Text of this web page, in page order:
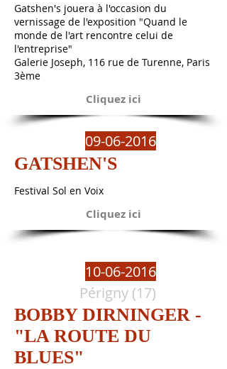
Gatshen's jouera à l'occasion du
vernissage de l'exposition "Quand le
monde de l'art rencontre celui de
l'entreprise"
Galerie Joseph, 116 rue de Turenne, Paris
3ème
Cliquez ici
09-06-2016
GATSHEN'S
Festival Sol en Voix
Cliquez ici
10-06-2016
Périgny (17)
BOBBY DIRNINGER -
"LA ROUTE DU
BLUES"